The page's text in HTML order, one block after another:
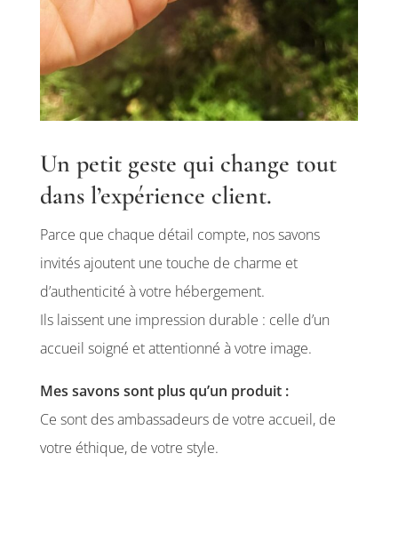
Un petit geste qui change tout
dans l’expérience client.
Parce que chaque détail compte, nos savons
invités ajoutent une touche de charme et
d’authenticité à votre hébergement.
Ils laissent une impression durable : celle d’un
accueil soigné et attentionné à votre image.
Mes savons sont plus qu’un produit :
Ce sont des ambassadeurs de votre accueil, de
votre éthique, de votre style.